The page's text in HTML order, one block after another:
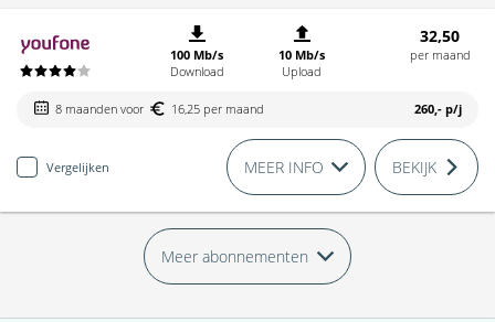
100 Mb/s
Download
10 Mb/s
Upload
32,50
per maand
8 maanden voor 16,25 per maand 260,- p/j
Vergelijken MEER INFO BEKIJK
Meer abonnementen